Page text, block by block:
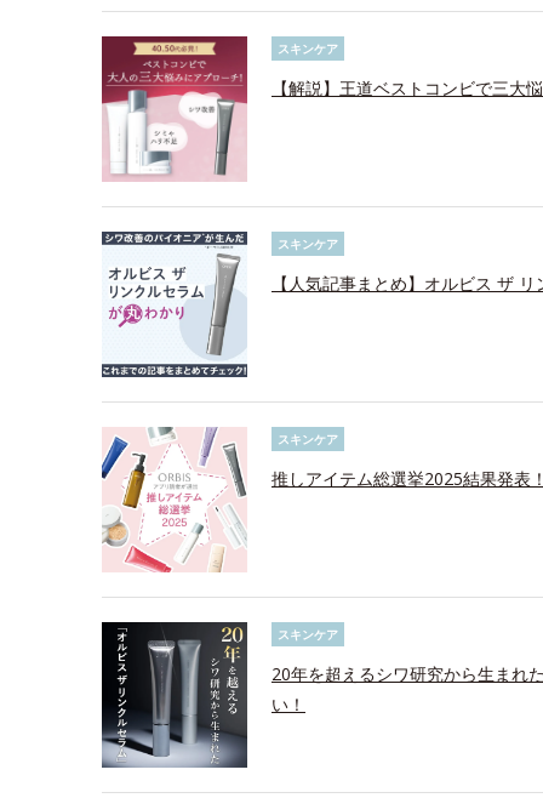
スキンケア
【解説】王道ベストコンビで三大
スキンケア
【人気記事まとめ】オルビス ザ
スキンケア
推しアイテム総選挙2025結果発表
スキンケア
20年を超えるシワ研究から生ま
い！